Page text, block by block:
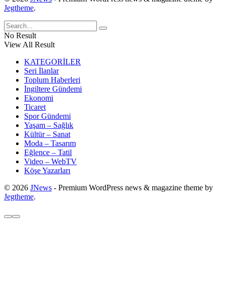
Jegtheme.
No Result
View All Result
KATEGORİLER
Seri İlanlar
Toplum Haberleri
İngiltere Gündemi
Ekonomi
Ticaret
Spor Gündemi
Yaşam – Sağlık
Kültür – Sanat
Moda – Tasarım
Eğlence – Tatil
Video – WebTV
Köşe Yazarları
© 2026 JNews - Premium WordPress news & magazine theme by
Jegtheme.